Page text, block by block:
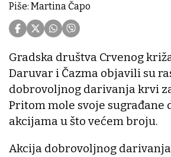
Piše: Martina Čapo
Gradska društva Crvenog
Daruvar i Čazma objavili su
dobrovoljnog darivanja krvi
Pritom mole svoje sugrađane
akcijama u što većem broju.
Akcija dobrovoljnog